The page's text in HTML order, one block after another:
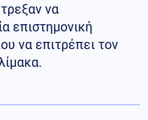
να
επιστημονική
να επιτρέπει τον